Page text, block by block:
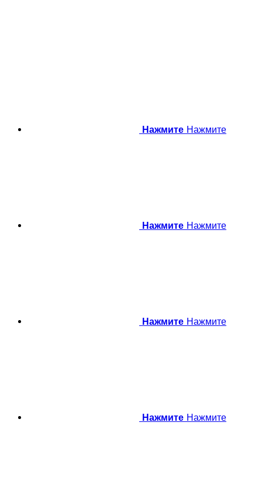
Нажмите Нажмите
Нажмите Нажмите
Нажмите Нажмите
Нажмите Нажмите